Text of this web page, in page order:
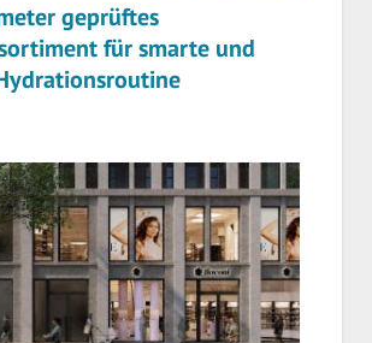
geprüftes
für smarte und